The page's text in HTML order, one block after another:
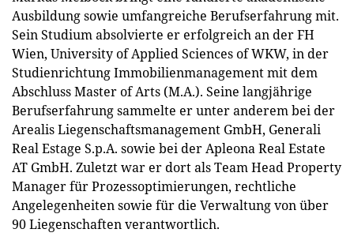
Ausbildung sowie umfangreiche Berufserfahrung mit.
Sein Studium absolvierte er erfolgreich an der FH
Wien, University of Applied Sciences of WKW, in der
Studienrichtung Immobilienmanagement mit dem
Abschluss Master of Arts (M.A.). Seine langjährige
Berufserfahrung sammelte er unter anderem bei der
Arealis Liegenschaftsmanagement GmbH, Generali
Real Estage S.p.A. sowie bei der Apleona Real Estate
AT GmbH. Zuletzt war er dort als Team Head Property
Manager für Prozessoptimierungen, rechtliche
Angelegenheiten sowie für die Verwaltung von über
90 Liegenschaften verantwortlich.